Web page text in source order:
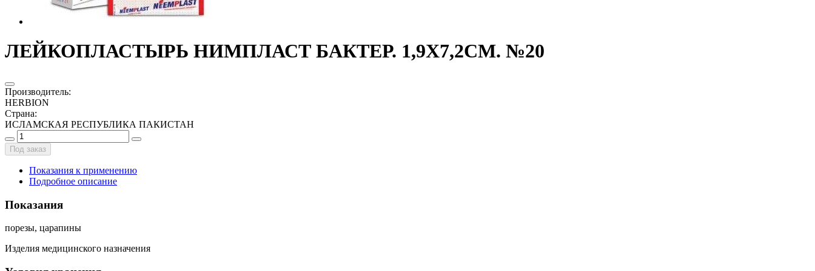
ЛЕЙКОПЛАСТЫРЬ НИМПЛАСТ БАКТЕР. 1,9Х7,2СМ. №20
Производитель:
HERBION
Страна:
ИСЛАМСКАЯ РЕСПУБЛИКА ПАКИСТАН
Под заказ
Показания к применению
Подробное описание
Показания
порезы, царапины
Изделия медицинского назначения